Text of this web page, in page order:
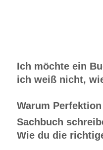
Ich möchte ein
ich weiß nicht,
Warum
Sachbuch
Wie du die